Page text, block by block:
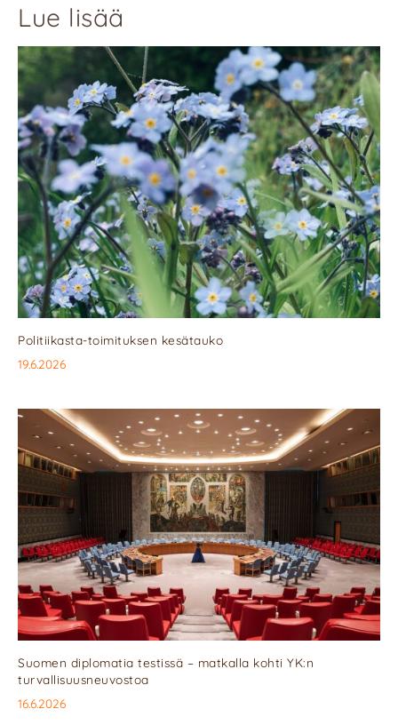
Lue lisää
Politiikasta-toimituksen kesätauko
19.6.2026
Suomen diplomatia testissä – matkalla kohti YK:n
turvallisuusneuvostoa
16.6.2026